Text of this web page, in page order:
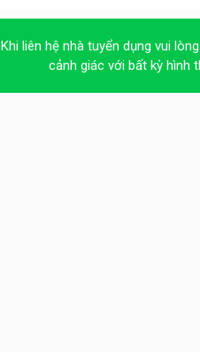
Khi liên hệ nhà tuyển dụng vui
cảnh giác với bất kỳ hình